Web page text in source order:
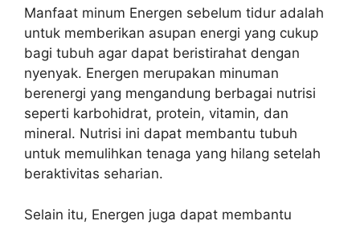
Manfaat minum Energen sebelum tidur adalah
untuk memberikan asupan energi yang cukup
bagi tubuh agar dapat beristirahat dengan
nyenyak. Energen merupakan minuman
berenergi yang mengandung berbagai nutrisi
seperti karbohidrat, protein, vitamin, dan
mineral. Nutrisi ini dapat membantu tubuh
untuk memulihkan tenaga yang hilang setelah
beraktivitas seharian.
Selain itu, Energen juga dapat membantu